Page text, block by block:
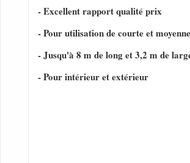
- Excellent rapport qualité prix
- Pour utilisation de courte et
- Jusqu'à 8 m de long et 3,2 m de
- Pour intérieur et extérieur